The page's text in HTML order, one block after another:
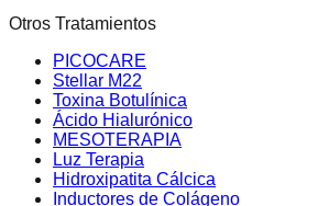
Otros Tratamientos
PICOCARE
Stellar M22
Toxina Botulínica
Ácido Hialurónico
MESOTERAPIA
Luz Terapia
Hidroxipatita Cálcica
Inductores de Colágeno